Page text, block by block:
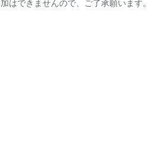
はできませんので、ご了承願います。